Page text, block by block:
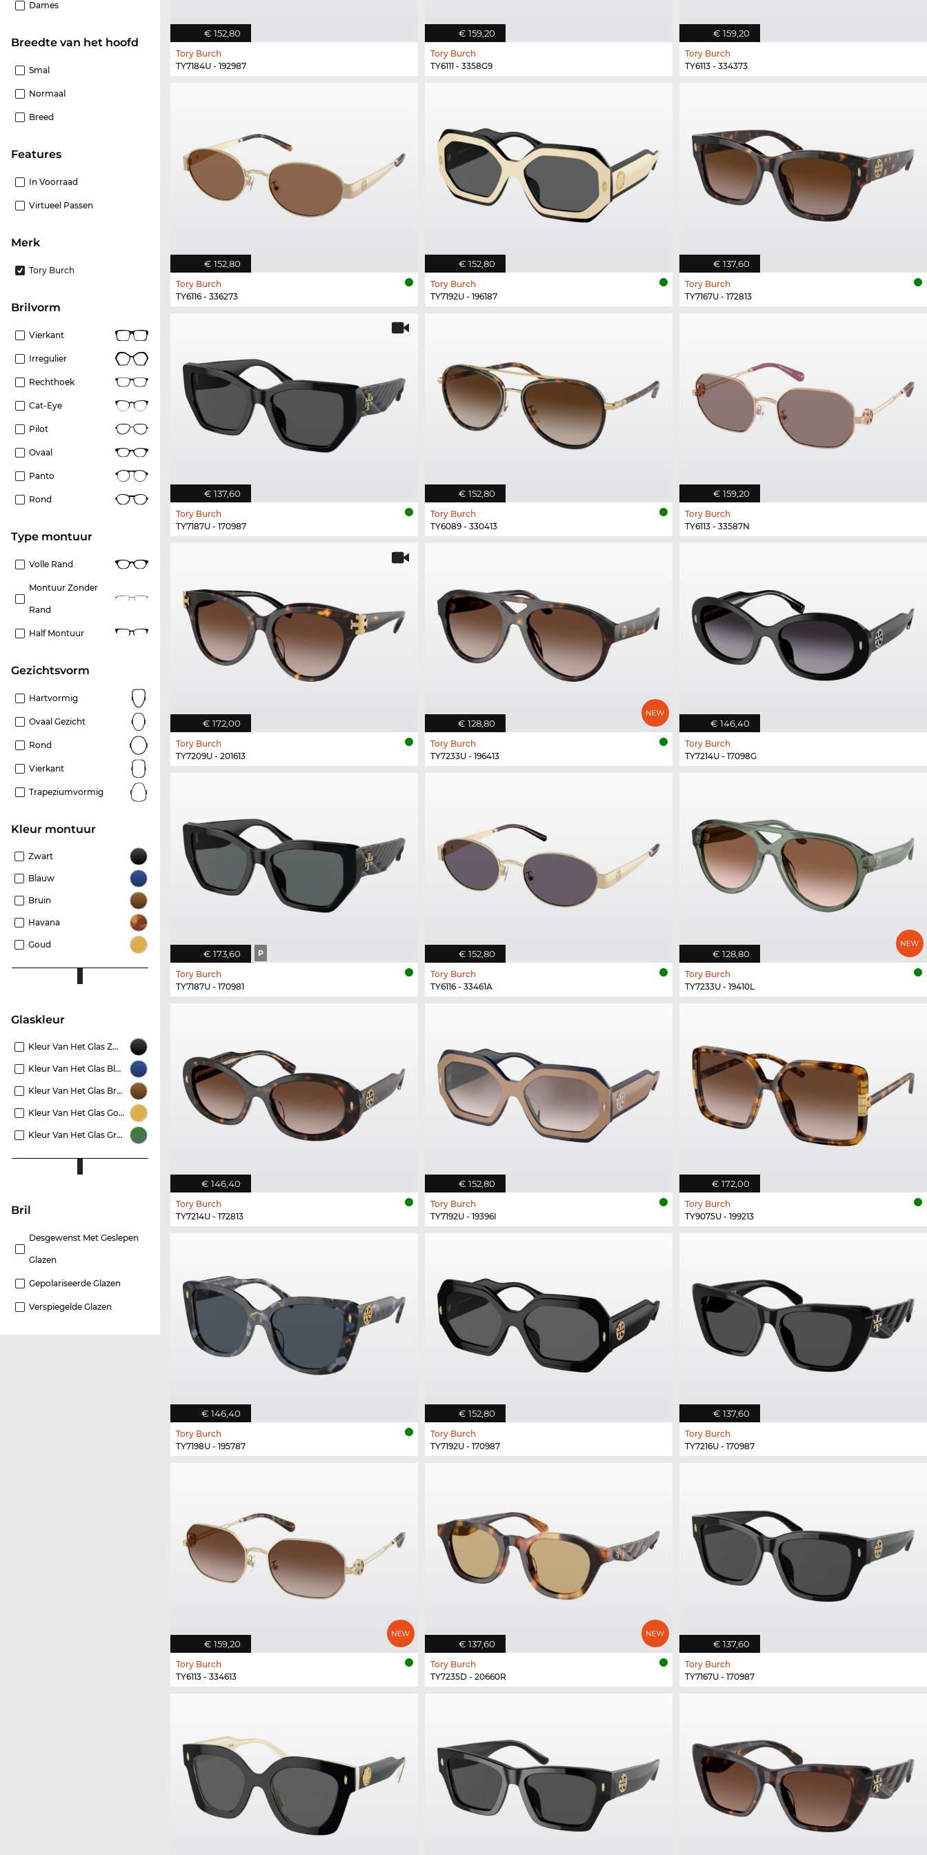
Dames
Breedte van het hoofd
Smal
Normaal
Breed
features
In Voorraad
Virtueel Passen
Merk
Tory Burch
Brilvorm
Vierkant
Irregulier
Rechthoek
Cat-Eye
Pilot
Ovaal
Panto
Rond
Type montuur
Volle Rand
Montuur Zonder
Rand
Half Montuur
Gezichtsvorm
Hartvormig
Ovaal Gezicht
Rond
Vierkant
Trapeziumvormig
Kleur montuur
Zwart
Blauw
Bruin
Havana
Goud
Glaskleur
Kleur Van Het Glas Zwart
Kleur Van Het Glas Blauw
Kleur Van Het Glas Bruin
Kleur Van Het Glas Goud
Kleur Van Het Glas Groen
Bril
Desgewenst Met Geslepen
Glazen
Gepolariseerde Glazen
Verspiegelde Glazen
€ 152,80
Tory Burch
TY7184U - 192987
€ 159,20
Tory Burch
TY6111 - 3358G9
€ 159,20
Tory Burch
TY6113 - 334373
€ 152,80
Tory Burch
TY6116 - 336273
€ 152,80
Tory Burch
TY7192U - 196187
€ 137,60
Tory Burch
TY7167U - 172813
€ 137,60
Tory Burch
TY7187U - 170987
€ 152,80
Tory Burch
TY6089 - 330413
€ 159,20
Tory Burch
TY6113 - 33587N
€ 172,00
Tory Burch
TY7209U - 201613
€ 128,80
Tory Burch
TY7233U - 196413
€ 146,40
Tory Burch
TY7214U - 17098G
€ 173,60 P
Tory Burch
TY7187U - 170981
€ 152,80
Tory Burch
TY6116 - 33461A
€ 128,80
Tory Burch
TY7233U - 19410L
€ 146,40
Tory Burch
TY7214U - 172813
€ 152,80
Tory Burch
TY7192U - 19396I
€ 172,00
Tory Burch
TY9075U - 199213
€ 146,40
Tory Burch
TY7198U - 195787
€ 152,80
Tory Burch
TY7192U - 170987
€ 137,60
Tory Burch
TY7216U - 170987
€ 159,20
Tory Burch
TY6113 - 334613
€ 137,60
Tory Burch
TY7235D - 20660R
€ 137,60
Tory Burch
TY7167U - 170987